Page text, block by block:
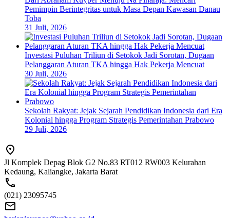
Pemimpin Berintegritas untuk Masa Depan Kawasan Danau
Toba
31 Juli, 2026
Investasi Puluhan Triliun di Setokok Jadi Sorotan, Dugaan
Pelanggaran Aturan TKA hingga Hak Pekerja Mencuat
30 Juli, 2026
Sekolah Rakyat: Jejak Sejarah Pendidikan Indonesia dari Era
Kolonial hingga Program Strategis Pemerintahan Prabowo
29 Juli, 2026
Jl Komplek Depag Blok G2 No.83 RT012 RW003 Kelurahan
Kedaung, Kaliangke, Jakarta Barat
(021) 23095745